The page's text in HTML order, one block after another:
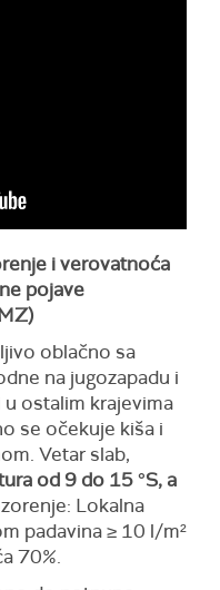
i verovatnoća
pojave
oblačno sa
na jugozapadu i
ostalim krajevima
se očekuje kiša i
Vetar slab,
od 9 do 15 °S, a
Lokalna
padavina ≥ 10 l/m²
70%.